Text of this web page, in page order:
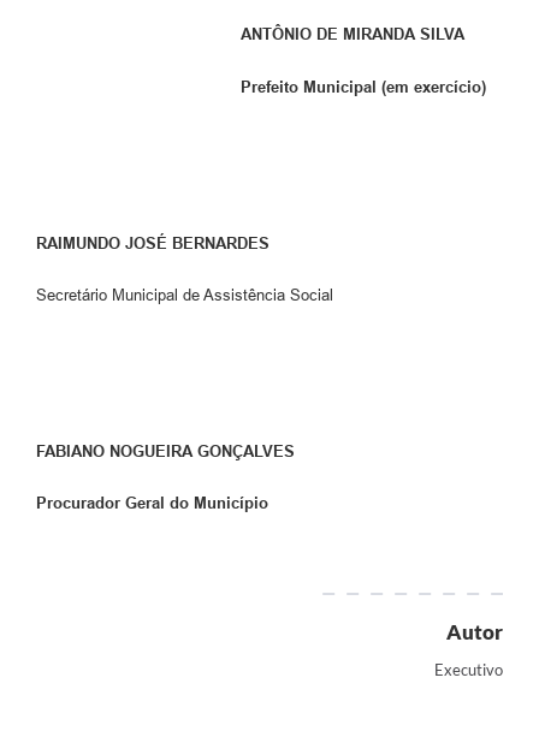
ANTÔNIO DE MIRANDA SILVA
Prefeito Municipal (em exercício)
RAIMUNDO JOSÉ BERNARDES
Secretário Municipal de Assistência Social
FABIANO NOGUEIRA GONÇALVES
Procurador Geral do Município
Autor
Executivo